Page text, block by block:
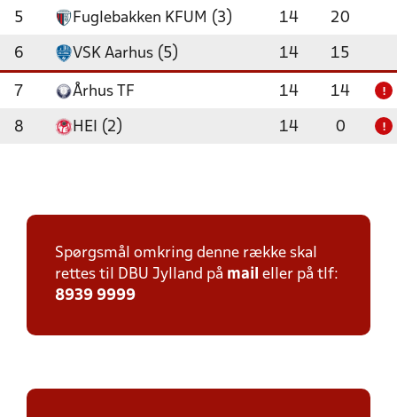
5 Fuglebakken KFUM (3) 14 20
6 VSK Aarhus (5) 14 15
7 Århus TF 14 14 !
8 HEI (2) 14 0 !
Spørgsmål omkring denne række skal
rettes til DBU Jylland på mail eller på tlf:
8939 9999